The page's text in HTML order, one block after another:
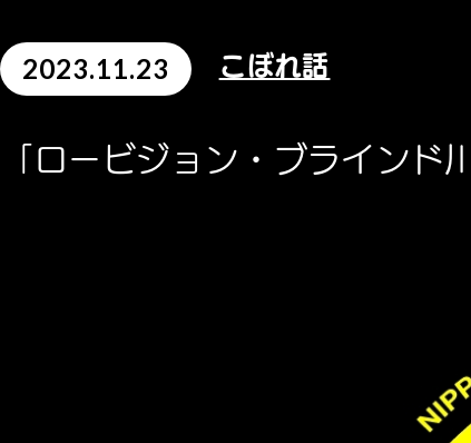
2023.11.23 こぼれ話
「ロービジョン・ブラインド